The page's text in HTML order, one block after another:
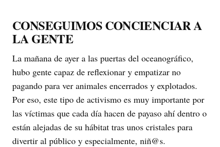
CONSEGUIMOS CONCIENCIAR A
LA GENTE
La mañana de ayer a las puertas del oceanográfico,
hubo gente capaz de reflexionar y empatizar no
pagando para ver animales encerrados y explotados.
Por eso, este tipo de activismo es muy importante por
las víctimas que cada día hacen de payaso ahí dentro o
están alejadas de su hábitat tras unos cristales para
divertir al público y especialmente, niñ@s.